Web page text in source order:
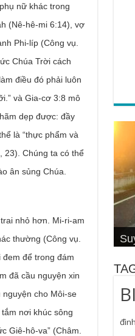
nữ khác trong
(Nê-hê-mi 6:14), vợ
Phi-líp (Công vụ.
Chúa Trời cách
điều đó phải luôn
và Gia-cơ 3:8 mô
dẹp được: đầy
là “thực phẩm và
23). Chúng ta có thể
ân sủng Chúa.
nhỏ hơn. Mi-ri-am
thường (Công vụ.
để trong đám
đã cầu nguyện xin
cho Môi-se
nơi khúc sông
Giê-hô-va” (Châm.
4
đình